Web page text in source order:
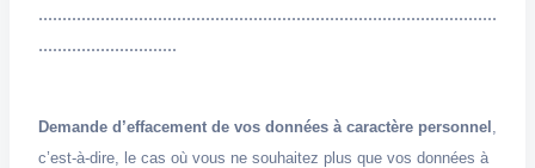
................................................................................................
.............................
Demande d’effacement de vos données à caractère personnel ,
c’est-à-dire, le cas où vous ne souhaitez plus que vos données à